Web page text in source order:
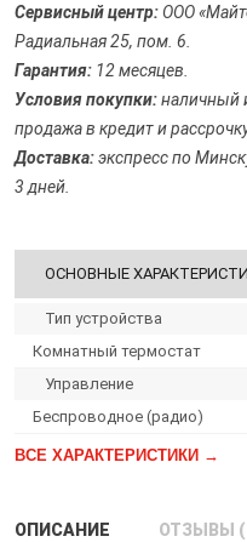
Сервисный центр:ООО
Радиальная 25, пом. 6.
Гарантия: 12 месяцев.
Условия покупки:наличный
продажа в кредит и
Доставка:экспресс по
3 дней.
ОСНОВНЫЕ
Тип устройства
Комнатный термостат
Управление
Беспроводное (радио)
ВСЕ ХАРАКТЕРИСТИКИ →
ОПИСАНИЕ ОТЗЫВЫ